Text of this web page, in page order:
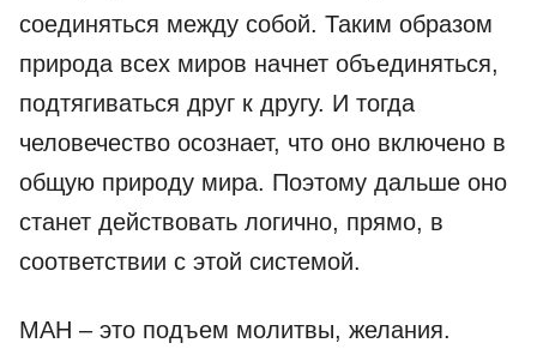
соединяться между собой. Таким образом
природа всех миров начнет объединяться,
подтягиваться друг к другу. И тогда
человечество осознает, что оно включено в
общую природу мира. Поэтому дальше оно
станет действовать логично, прямо, в
соответствии с этой системой.
МАН – это подъем молитвы, желания.